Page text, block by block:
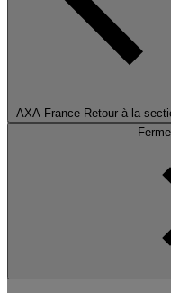
AXA France Retour à la